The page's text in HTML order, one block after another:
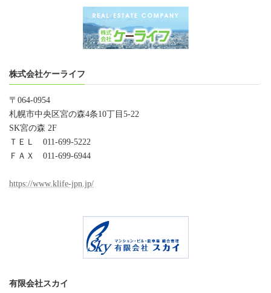
株式会社ケーライフ
〒064-0954
札幌市中央区宮の森4条10丁目5-22
SK宮の森 2F
ＴＥＬ 011-699-5222
ＦＡＸ 011-699-6944
https://www.klife-jpn.jp/
有限会社スカイ